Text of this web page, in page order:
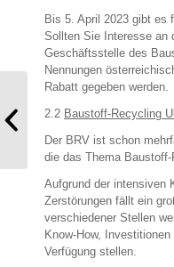
Bis 5. April 2023 gibt es
Sollten Sie Interesse an
Geschäftsstelle des
Nennungen
Rabatt gegeben werden.
2.2 Baustoff-Recycling
Der BRV ist schon
die das Thema
Aufgrund der intensiven
Zerstörungen fällt ein
verschiedener Stellen
Know-How,
Verfügung stellen.
Mitgliederinformation 01/